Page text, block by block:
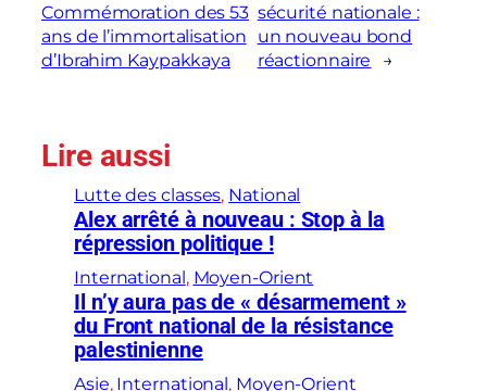
Commémoration des 53
ans de l’immortalisation
d’Ibrahim Kaypakkaya
sécurité nationale :
un nouveau bond
réactionnaire
→
Lire aussi
Lutte des classes, National
Alex arrêté à nouveau : Stop à la
répression politique !
International , Moyen-Orient
Il n’y aura pas de « désarmement »
du Front national de la résistance
palestinienne
Asie, International , Moyen-Orient